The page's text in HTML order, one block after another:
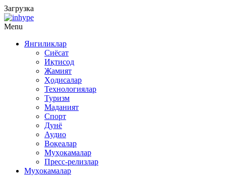
Загрузка
Menu
Янгиликлар
Сиёсат
Иқтисод
Жамият
Ҳодисалар
Технологиялар
Туризм
Маданият
Спорт
Дунё
Аудио
Воқеалар
Муҳокамалар
Пресс-релизлар
Муҳокамалар